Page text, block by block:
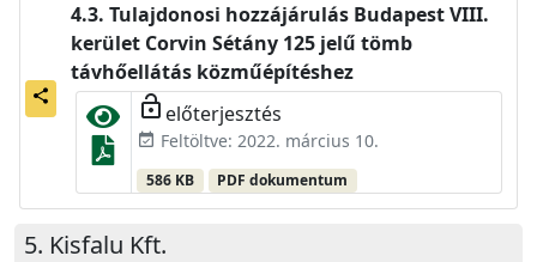
share
Tulajdonosi hozzájárulás Budapest VIII.
kerület Corvin Sétány 125 jelű tömb
távhőellátás közműépítéshez
lock_open előterjesztés
event_available Feltöltve: 2022. március 10.
586 KB PDF dokumentum
Kisfalu Kft.